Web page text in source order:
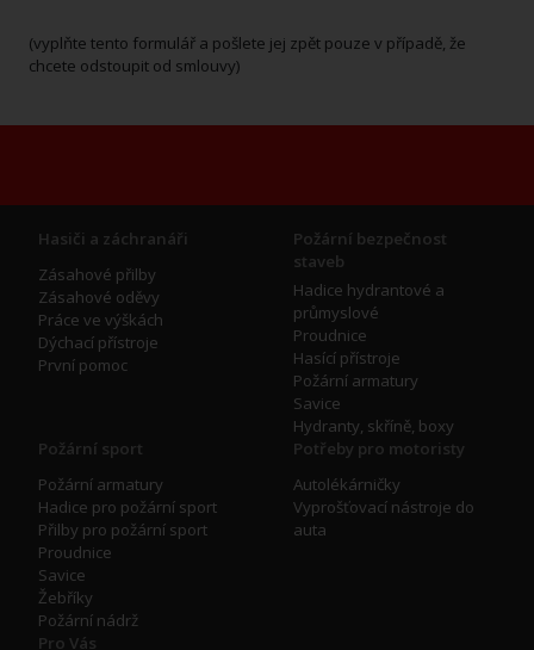
(vyplňte tento formulář a pošlete jej zpět pouze v případě, že
chcete odstoupit od smlouvy)
Hasiči a záchranáři
Zásahové přilby
Zásahové oděvy
Práce ve výškách
Dýchací přístroje
První pomoc
Požární bezpečnost
staveb
Hadice hydrantové a
průmyslové
Proudnice
Hasící přístroje
Požární armatury
Savice
Hydranty, skříně, boxy
Požární sport
Požární armatury
Hadice pro požární sport
Přilby pro požární sport
Proudnice
Savice
Žebříky
Požární nádrž
Potřeby pro motoristy
Autolékárničky
Vyprošťovací nástroje do
auta
Pro Vás